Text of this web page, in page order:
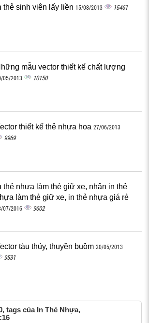
thẻ sinh viên lấy liền 15/08/2013 15461
mẫu vector thiết kế chất lượng
05/2013 10150
thiết kế thẻ nhựa hoa 27/06/2013
9969
thẻ nhựa làm thẻ giữ xe, nhận in thẻ
làm thẻ giữ xe, in thẻ nhựa giá rẻ
07/2016 9602
tàu thủy, thuyền buồm 20/05/2013
9531
tags của In Thẻ Nhựa,